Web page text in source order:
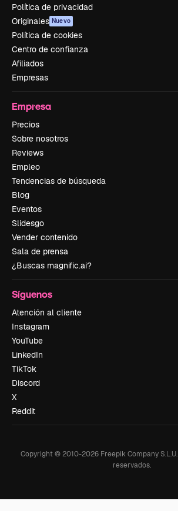
Política de privacidad
Originales Nuevo
Política de cookies
Centro de confianza
Afiliados
Empresas
Empresa
Precios
Sobre nosotros
Reviews
Empleo
Tendencias de búsqueda
Blog
Eventos
Slidesgo
Vender contenido
Sala de prensa
¿Buscas magnific.ai?
Síguenos
Atención al cliente
Instagram
YouTube
LinkedIn
TikTok
Discord
X
Reddit
Copyright © 2010-2026 Freepik Company S.L.U.
reservados.